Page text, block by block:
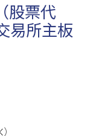
股票代
易所主板